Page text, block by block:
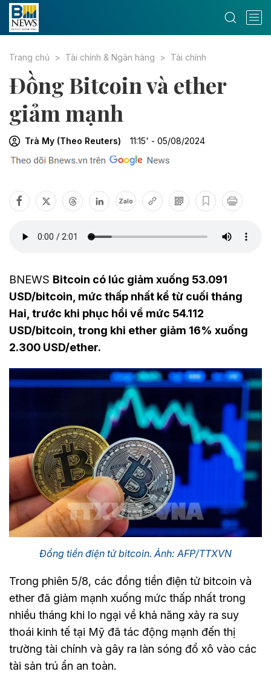
Trang chủ Tài chính & Ngân hàng Tài chính
Đồng Bitcoin và ether
giảm mạnh
Trà My (Theo Reuters) 11:15' - 05/08/2024
Zalo
BNEWS Bitcoin có lúc giảm xuống 53.091
USD/bitcoin, mức thấp nhất kể từ cuối tháng
Hai, trước khi phục hồi về mức 54.112
USD/bitcoin, trong khi ether giảm 16% xuống
2.300 USD/ether.
Đồng tiền điện tử bitcoin. Ảnh: AFP/TTXVN
Trong phiên 5/8, các đồng tiền điện tử bitcoin và
ether đã giảm mạnh xuống mức thấp nhất trong
nhiều tháng khi lo ngại về khả năng xảy ra suy
thoái kinh tế tại Mỹ đã tác động mạnh đến thị
trường tài chính và gây ra làn sóng đổ xô vào các
tài sản trú ẩn an toàn.